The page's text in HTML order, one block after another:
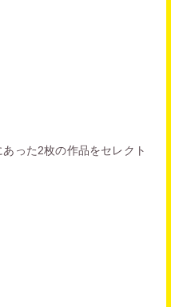
った2枚の作品をセレクト